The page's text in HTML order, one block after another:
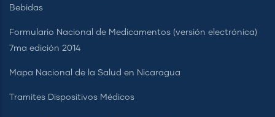
Bebidas
Formulario Nacional de Medicamentos (versión electrónica)
7ma edición 2014
Mapa Nacional de la Salud en Nicaragua
Tramites Dispositivos Médicos